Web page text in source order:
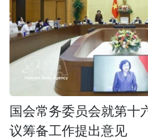
国会常务委员会就第十
议筹备工作提出意见